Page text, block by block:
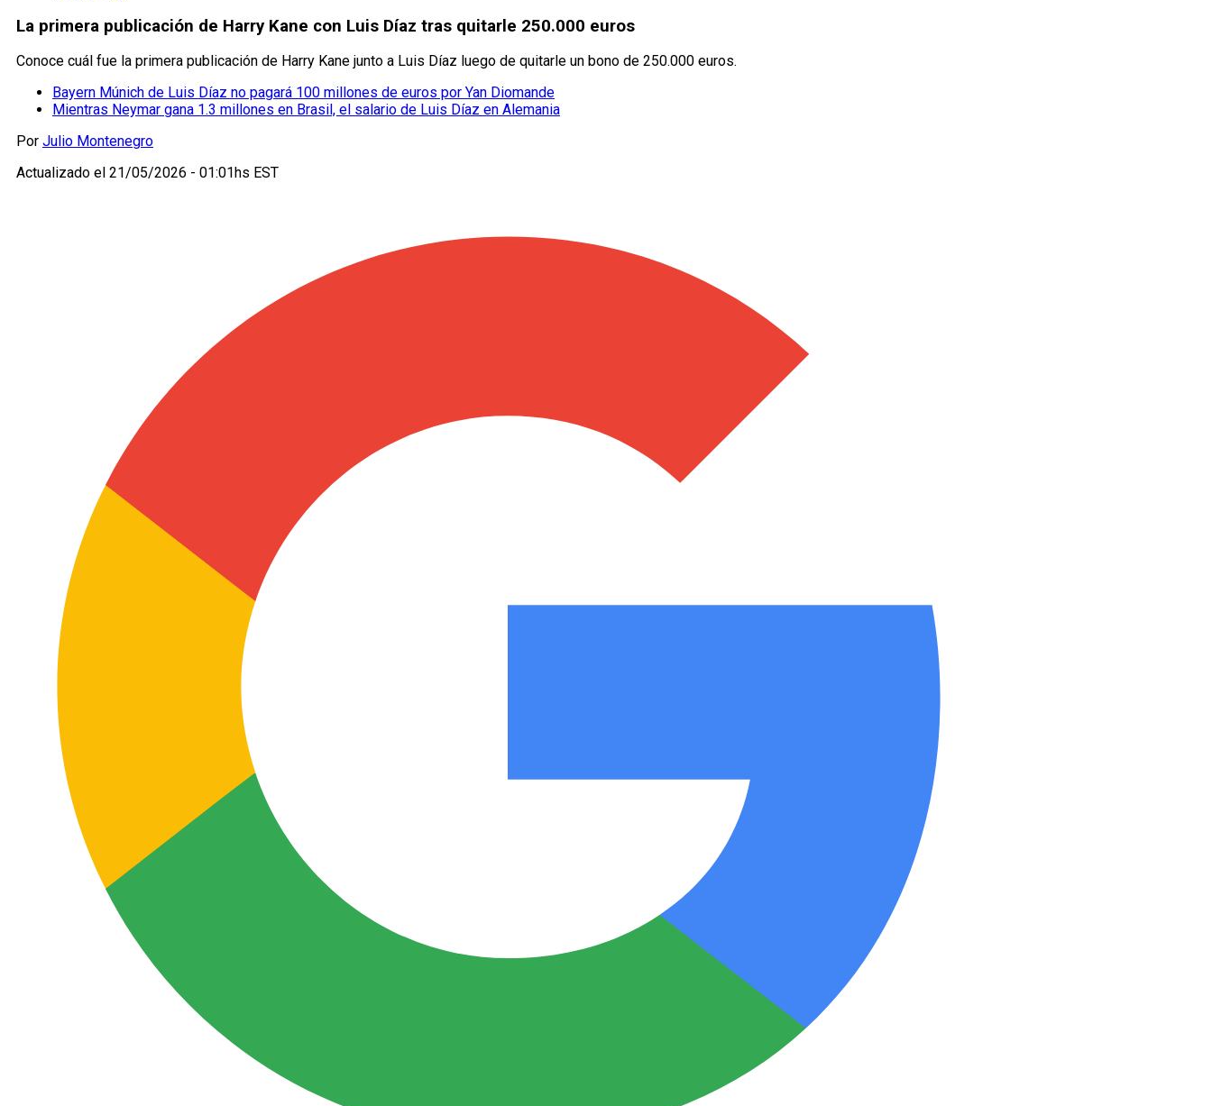
La primera publicación de Harry Kane con Luis Díaz tras quitarle 250.000 euros
Conoce cuál fue la primera publicación de Harry Kane junto a Luis Díaz luego de quitarle un bono de 250.000 euros.
Bayern Múnich de Luis Díaz no pagará 100 millones de euros por Yan Diomande
Mientras Neymar gana 1.3 millones en Brasil, el salario de Luis Díaz en Alemania
Por Julio Montenegro
Actualizado el 21/05/2026 - 01:01hs EST